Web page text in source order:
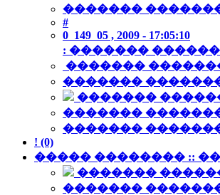
�������
#
0 149 05 , 2009 - 17:05:10
: �������
�������
�������
�������
�������
�������
! (0)
����� �������� ::
�������
�������